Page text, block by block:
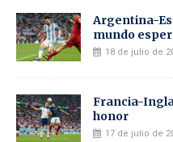
Argentina-
mundo
18 de julio de
Francia-
honor
17 de julio de